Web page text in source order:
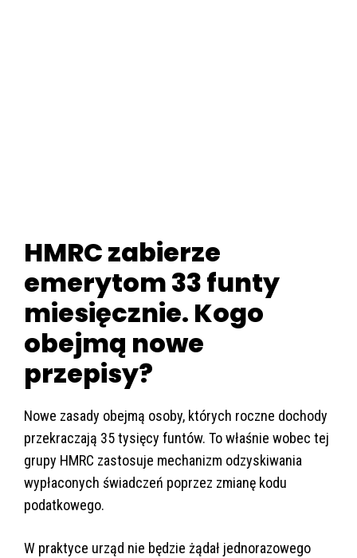
HMRC zabierze
emerytom 33 funty
miesięcznie. Kogo
obejmą nowe
przepisy?
Nowe zasady obejmą osoby, których roczne dochody
przekraczają 35 tysięcy funtów. To właśnie wobec tej
grupy HMRC zastosuje mechanizm odzyskiwania
wypłaconych świadczeń poprzez zmianę kodu
podatkowego.
W praktyce urząd nie będzie żądał jednorazowego